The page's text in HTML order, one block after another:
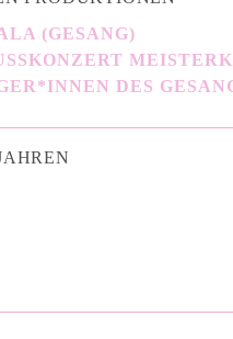
(GESANG)
DES